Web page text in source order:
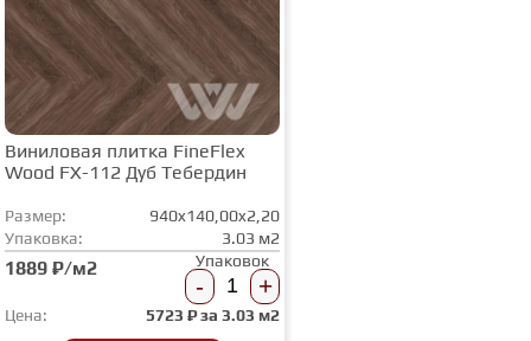
Виниловая плитка FineFlex
Wood FX-112 Дуб Тебердин
Размер:
940x140,00x2,20
Упаковка:
3.03 м2
1889 ₽/м2 Упаковок
- +
Цена: 5723 ₽ за 3.03 м2